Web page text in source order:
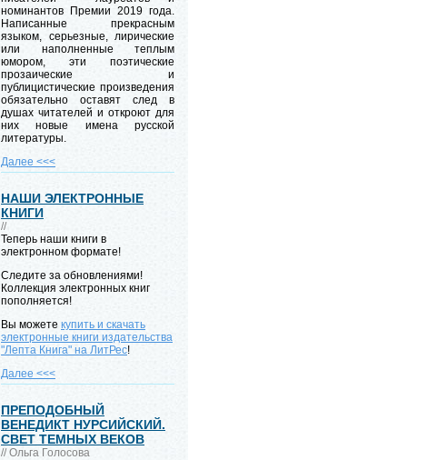
номинантов Премии 2019 года.
Написанные прекрасным
языком, серьезные, лирические
или наполненные теплым
юмором, эти поэтические
прозаические и
публицистические произведения
обязательно оставят след в
душах читателей и откроют для
них новые имена русской
литературы.
Далее <<<
НАШИ ЭЛЕКТРОННЫЕ
КНИГИ
//
Теперь наши книги в
электронном формате!
Следите за обновлениями!
Коллекция электронных книг
пополняется!
Вы можете купить и скачать
электронные книги издательства
"Лепта Книга" на ЛитРес!
Далее <<<
ПРЕПОДОБНЫЙ
ВЕНЕДИКТ НУРСИЙСКИЙ.
СВЕТ ТЕМНЫХ ВЕКОВ
// Ольга Голосова